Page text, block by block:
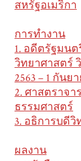
สหรัฐอเมริกา
การทำงาน
1. อดีตรัฐมน
วิทยาศาสตร์
2563 – 1 กันย
2. ศาสตราจ
ธรรมศาสตร์
3. อธิการบดี
ผลงาน